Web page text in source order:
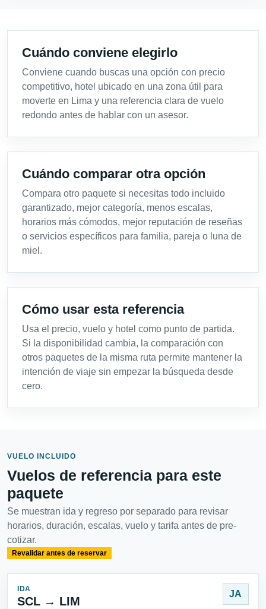
Cuándo conviene elegirlo
Conviene cuando buscas una opción con precio
competitivo, hotel ubicado en una zona útil para
moverte en Lima y una referencia clara de vuelo
redondo antes de hablar con un asesor.
Cuándo comparar otra opción
Compara otro paquete si necesitas todo incluido
garantizado, mejor categoría, menos escalas,
horarios más cómodos, mejor reputación de reseñas
o servicios específicos para familia, pareja o luna de
miel.
Cómo usar esta referencia
Usa el precio, vuelo y hotel como punto de partida.
Si la disponibilidad cambia, la comparación con
otros paquetes de la misma ruta permite mantener la
intención de viaje sin empezar la búsqueda desde
cero.
VUELO INCLUIDO
Vuelos de referencia para este
paquete
Se muestran ida y regreso por separado para revisar
horarios, duración, escalas, vuelo y tarifa antes de pre-
cotizar.
Revalidar antes de reservar
IDA
SCL → LIM
JA